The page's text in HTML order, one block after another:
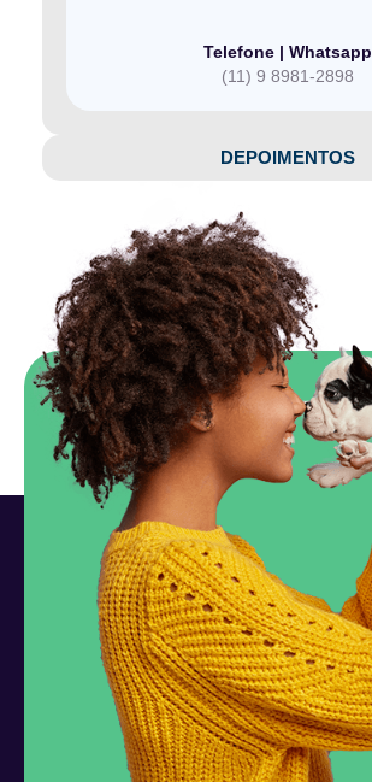
Telefone | Whatsapp
(11) 9 8981-2898
DEPOIMENTOS​